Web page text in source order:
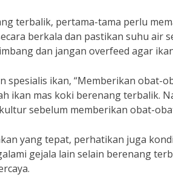
terbalik, pertama-tama perlu
berkala dan pastikan suhu air
dan jangan overfeed agar
ikan, “Memberikan obat-
ikan mas koki berenang terbalik.
sebelum memberikan obat-
yang tepat, perhatikan juga
gejala lain selain berenang